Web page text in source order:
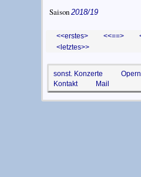
Saison2018/19
<erstes <==
letztes>
sonst. Konzerte Opern
Kontakt
Mail